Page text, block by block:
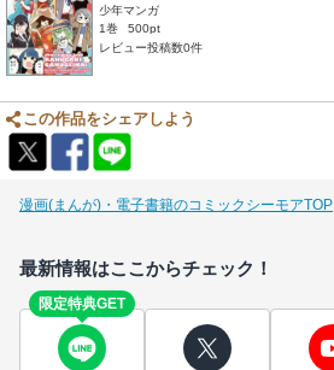
少年マンガ
1巻
500pt
レビュー投稿数0件
この作品をシェアしよう
漫画(まんが)・電子書籍のコミックシーモアTOP
最新情報はここからチェック！
限定特典GET